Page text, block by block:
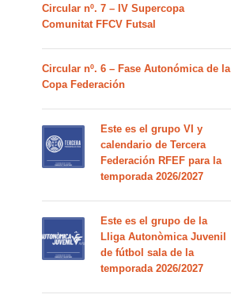
Circular nº. 7 – IV Supercopa
Comunitat FFCV Futsal
Circular nº. 6 – Fase Autonómica de la
Copa Federación
Este es el grupo VI y
calendario de Tercera
Federación RFEF para la
temporada 2026/2027
Este es el grupo de la
Lliga Autonòmica Juvenil
de fútbol sala de la
temporada 2026/2027